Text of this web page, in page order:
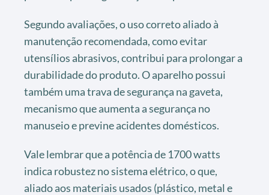
Segundo avaliações, o uso correto aliado à
manutenção recomendada, como evitar
utensílios abrasivos, contribui para prolongar a
durabilidade do produto. O aparelho possui
também uma trava de segurança na gaveta,
mecanismo que aumenta a segurança no
manuseio e previne acidentes domésticos.
Vale lembrar que a potência de 1700 watts
indica robustez no sistema elétrico, o que,
aliado aos materiais usados (plástico, metal e